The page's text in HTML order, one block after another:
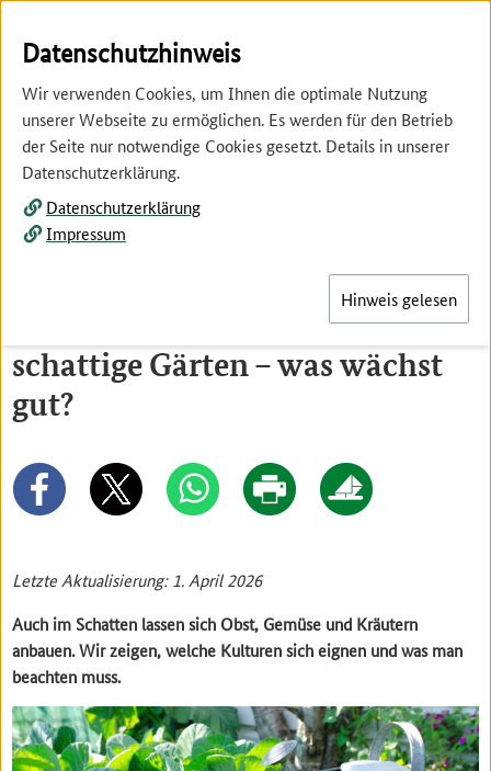
Springe
Hauptnavigation
Springe
Inhalt
Obst, Gemüse und Kräuter für
schattige Gärten – was wächst
gut?
Letzte Aktualisierung: 1. April 2026
Auch im Schatten lassen sich Obst, Gemüse und Kräutern
anbauen. Wir zeigen, welche Kulturen sich eignen und was man
beachten muss.
Datenschutzhinweis
Wir verwenden Cookies, um Ihnen die optimale Nutzung
unserer Webseite zu ermöglichen. Es werden für den Betrieb
der Seite nur notwendige Cookies gesetzt. Details in unserer
Datenschutzerklärung.
Datenschutzerklärung
Impressum
Hinweis gelesen